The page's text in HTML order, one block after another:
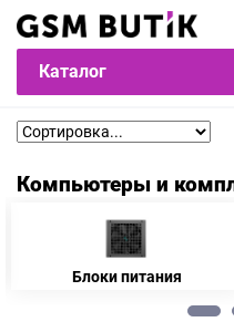
Каталог
Компьютеры и
Блоки питания